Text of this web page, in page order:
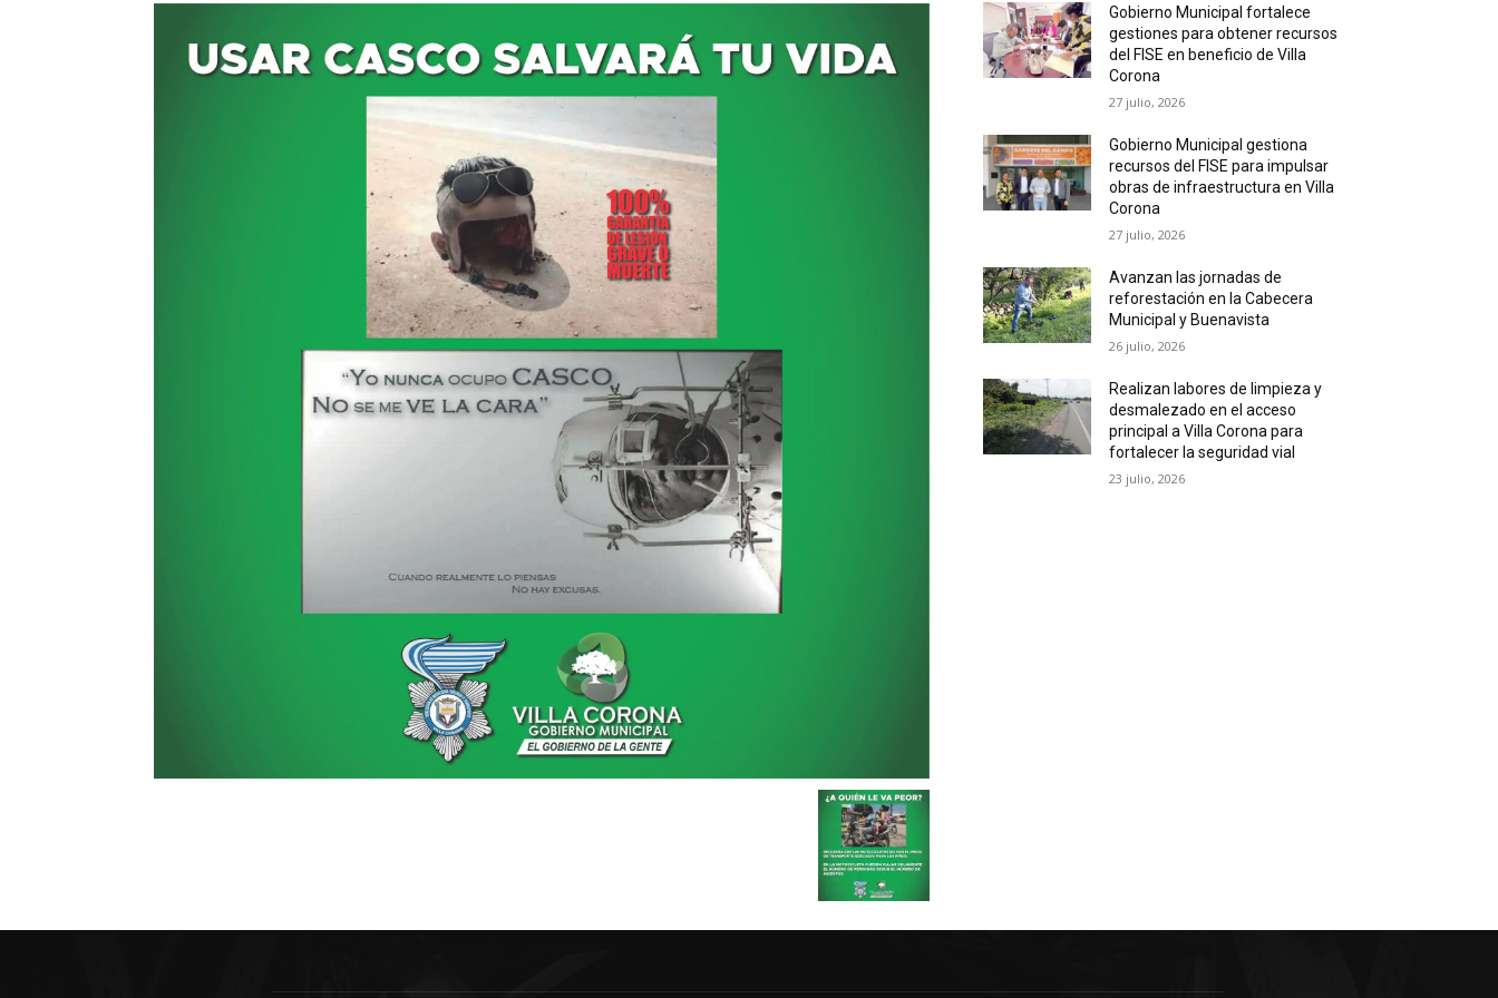
Gobierno Municipal fortalece
gestiones para obtener recursos
del FISE en beneficio de Villa
Corona
27 julio, 2026
Gobierno Municipal gestiona
recursos del FISE para impulsar
obras de infraestructura en Villa
Corona
27 julio, 2026
Avanzan las jornadas de
reforestación en la Cabecera
Municipal y Buenavista
26 julio, 2026
Realizan labores de limpieza y
desmalezado en el acceso
principal a Villa Corona para
fortalecer la seguridad vial
23 julio, 2026